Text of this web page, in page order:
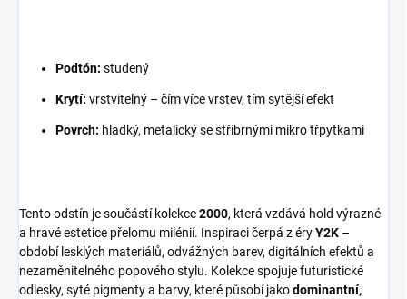
Podtón: studený
Krytí: vrstvitelný – čím více vrstev, tím sytější efekt
Povrch: hladký, metalický se stříbrnými mikro třpytkami
Tento odstín je součástí kolekce2000, která vzdává hold výrazné
a hravé estetice přelomu milénií. Inspiraci čerpá z éryY2K –
období lesklých materiálů, odvážných barev, digitálních efektů a
nezaměnitelného popového stylu. Kolekce spojuje futuristické
odlesky, syté pigmenty a barvy, které působí jakodominantní,